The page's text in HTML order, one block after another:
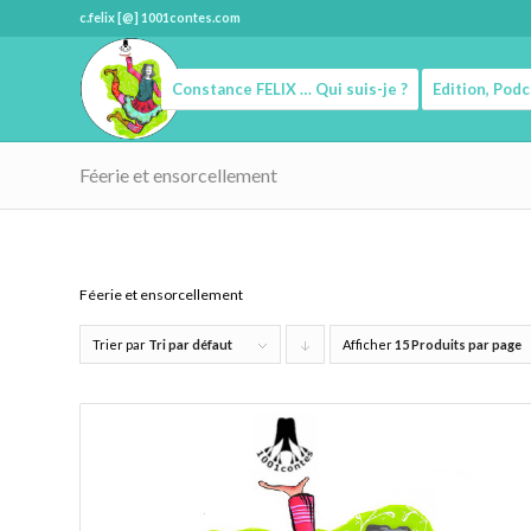
c.felix [@] 1001contes.com
Constance FELIX … Qui suis-je ? Edition,
Féerie et ensorcellement
Féerie et ensorcellement
Trier par Tri par défaut Cliquer
trier
les
produits
Afficher15 Produits par page